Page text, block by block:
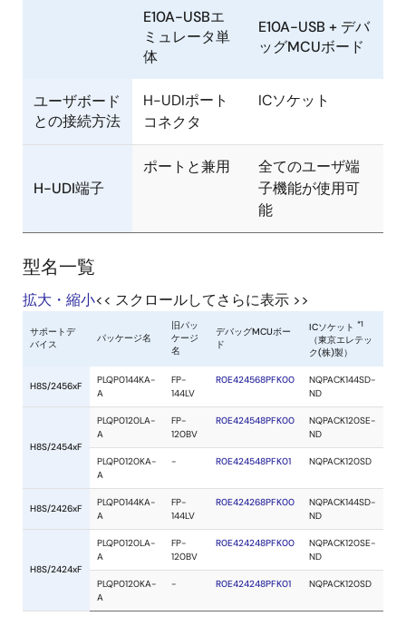
E10A-USBエ
ミュレータ単
体
E10A-USB + デバ
ッグMCUボード
ユーザボード
との接続方法
H-UDIポート
コネクタ
ICソケット
H-UDI端子
ポートと兼用
全てのユーザ端
子機能が使用可
能
型名一覧
拡大・縮小<< スクロールしてさらに表示 >>